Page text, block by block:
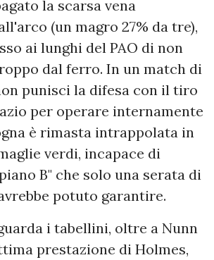
la scarsa vena
(un magro 27% da tre),
ai lunghi del PAO di non
dal ferro. In un match di
punisci la difesa con il tiro
per operare internamente
è rimasta intrappolata in
verdi, incapace di
B" che solo una serata di
potuto garantire.
i tabellini, oltre a Nunn
prestazione di Holmes,